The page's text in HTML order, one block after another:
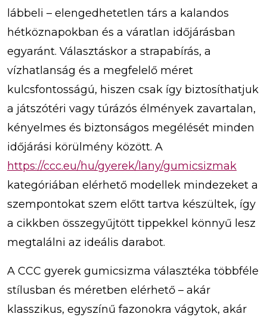
lábbeli – elengedhetetlen társ a kalandos
hétköznapokban és a váratlan időjárásban
egyaránt. Választáskor a strapabírás, a
vízhatlanság és a megfelelő méret
kulcsfontosságú, hiszen csak így biztosíthatjuk
a játszótéri vagy túrázós élmények zavartalan,
kényelmes és biztonságos megélését minden
időjárási körülmény között. A
https://ccc.eu/hu/gyerek/lany/gumicsizmak
kategóriában elérhető modellek mindezeket a
szempontokat szem előtt tartva készültek, így
a cikkben összegyűjtött tippekkel könnyű lesz
megtalálni az ideális darabot.
A CCC gyerek gumicsizma választéka többféle
stílusban és méretben elérhető – akár
klasszikus, egyszínű fazonokra vágytok, akár